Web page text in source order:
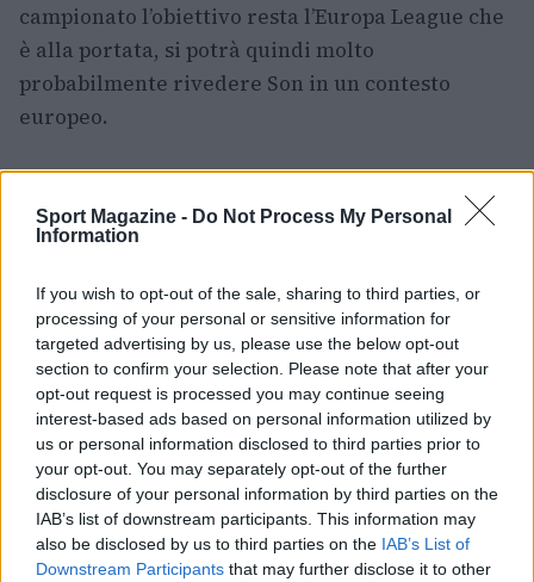
Sport Magazine - Do Not Process My Personal
Information
If you wish to opt-out of the sale, sharing to third parties, or
processing of your personal or sensitive information for
targeted advertising by us, please use the below opt-out
section to confirm your selection. Please note that after your
opt-out request is processed you may continue seeing
interest-based ads based on personal information utilized by
us or personal information disclosed to third parties prior to
your opt-out. You may separately opt-out of the further
disclosure of your personal information by third parties on the
IAB’s list of downstream participants. This information may
also be disclosed by us to third parties on the IAB’s List of
Downstream Participants that may further disclose it to other
campionato l’obiettivo resta l’Europa League che
è alla portata, si potrà quindi molto
probabilmente rivedere Son in un contesto
europeo.
AUTORE
Filippo Imundi